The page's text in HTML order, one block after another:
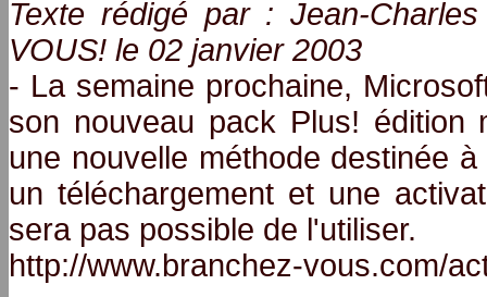
Texte rédigé par : Jean-
VOUS! le 02 janvier 2003
- La semaine prochaine,
son nouveau pack Plus! édition
une nouvelle méthode destinée
un téléchargement et une
sera pas possible de l'utiliser.
http://www.branchez-vous.com/